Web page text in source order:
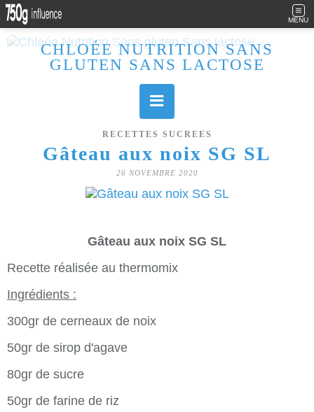
MENU
CHLOÉE NUTRITION SANS
GLUTEN SANS LACTOSE
RECETTES SUCREES
Gâteau aux noix SG SL
26 NOVEMBRE 2020
Gâteau aux noix SG SL
Recette réalisée au thermomix
Ingrédients :
300gr de cerneaux de noix
50gr de sirop d'agave
80gr de sucre
50gr de farine de riz